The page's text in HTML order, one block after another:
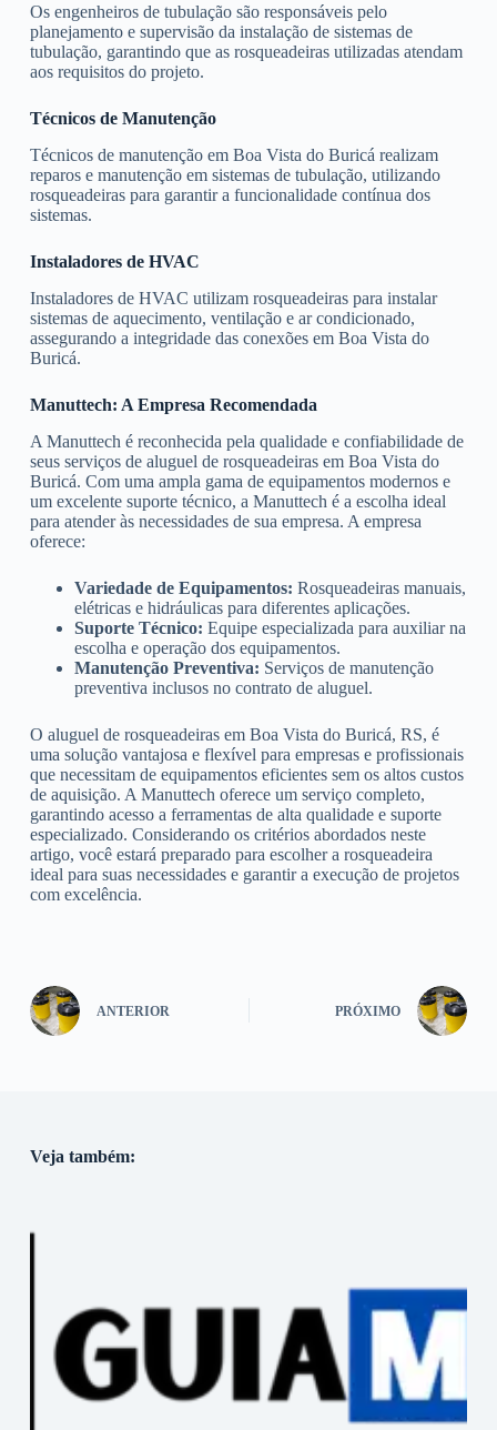
Os engenheiros de tubulação são responsáveis pelo
planejamento e supervisão da instalação de sistemas de
tubulação, garantindo que as rosqueadeiras utilizadas atendam
aos requisitos do projeto.
Técnicos de Manutenção
Técnicos de manutenção em Boa Vista do Buricá realizam
reparos e manutenção em sistemas de tubulação, utilizando
rosqueadeiras para garantir a funcionalidade contínua dos
sistemas.
Instaladores de HVAC
Instaladores de HVAC utilizam rosqueadeiras para instalar
sistemas de aquecimento, ventilação e ar condicionado,
assegurando a integridade das conexões em Boa Vista do
Buricá.
Manuttech: A Empresa Recomendada
A Manuttech é reconhecida pela qualidade e confiabilidade de
seus serviços de aluguel de rosqueadeiras em Boa Vista do
Buricá. Com uma ampla gama de equipamentos modernos e
um excelente suporte técnico, a Manuttech é a escolha ideal
para atender às necessidades de sua empresa. A empresa
oferece:
Variedade de Equipamentos: Rosqueadeiras manuais,
elétricas e hidráulicas para diferentes aplicações.
Suporte Técnico: Equipe especializada para auxiliar na
escolha e operação dos equipamentos.
Manutenção Preventiva: Serviços de manutenção
preventiva inclusos no contrato de aluguel.
O aluguel de rosqueadeiras em Boa Vista do Buricá, RS, é
uma solução vantajosa e flexível para empresas e profissionais
que necessitam de equipamentos eficientes sem os altos custos
de aquisição. A Manuttech oferece um serviço completo,
garantindo acesso a ferramentas de alta qualidade e suporte
especializado. Considerando os critérios abordados neste
artigo, você estará preparado para escolher a rosqueadeira
ideal para suas necessidades e garantir a execução de projetos
com excelência.
ANTERIOR PRÓXIMO
Veja também: